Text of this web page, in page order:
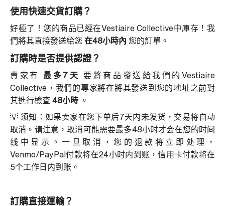
使用快速交貨訂購？
好極了！您的商品已經在Vestiaire Collective中庫存！我
們將其直接發送給您 在48小時內 您的訂單。
訂購時是否提供認證？
賣家有 最多7天
要將商品發送給我們的Vestiaire
Collective，我們的專家將在將其發送到您的地址之前對
其進行檢查 48小時 。
💡 须知：如果卖家在您下单后7天内未发货，交易将自动
取消。请注意，取消可能需要最多48小时才会在您的时间
线中显示。一旦取消，您的退款将立即处理，
Venmo/PayPal付款将在24小时内到账，信用卡付款将在
5个工作日内到账。
訂購直接運輸？